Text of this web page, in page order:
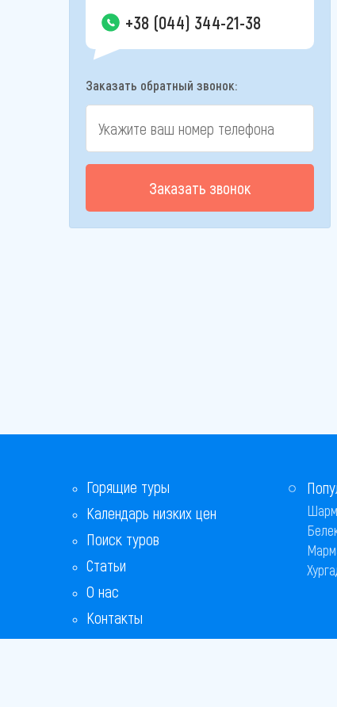
+38 (044) 344-21-38
Заказать обратный звонок:
Заказать звонок
Горящие туры
Календарь низких цен
Поиск туров
Статьи
О нас
Контакты
Бонусная программа